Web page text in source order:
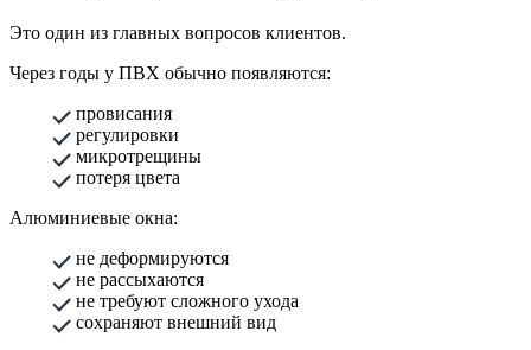
Это один из главных вопросов клиентов.
Через годы у ПВХ обычно появляются:
провисания
регулировки
микротрещины
потеря цвета
Алюминиевые окна:
не деформируются
не рассыхаются
не требуют сложного ухода
сохраняют внешний вид